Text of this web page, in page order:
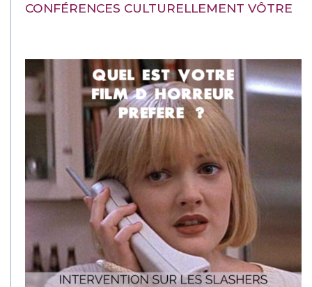
CONFÉRENCES CULTURELLEMENT VÔTRE